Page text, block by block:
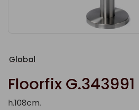
Global
Floorfix G.343991
h.108cm.